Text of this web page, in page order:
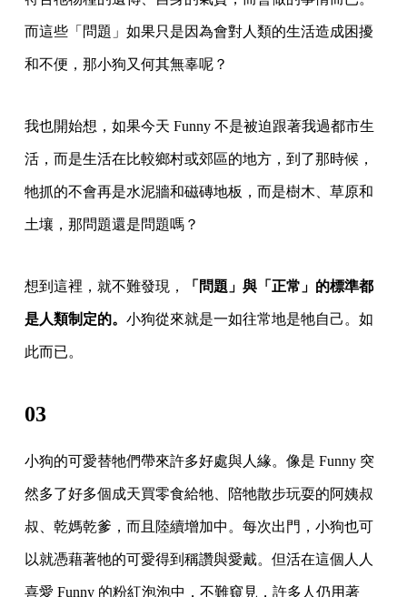
而這些「問題」如果只是因為會對人類的生活造成困擾
和不便，那小狗又何其無辜呢？
我也開始想，如果今天 Funny 不是被迫跟著我過都市生
活，而是生活在比較鄉村或郊區的地方，到了那時候，
牠抓的不會再是水泥牆和磁磚地板，而是樹木、草原和
土壤，那問題還是問題嗎？
想到這裡，就不難發現， 「問題」與「正常」的標準都
是人類制定的。 小狗從來就是一如往常地是牠自己。如
此而已。
03
小狗的可愛替牠們帶來許多好處與人緣。像是 Funny 突
然多了好多個成天買零食給牠、陪牠散步玩耍的阿姨叔
叔、乾媽乾爹，而且陸續增加中。每次出門，小狗也可
以就憑藉著牠的可愛得到稱讚與愛戴。但活在這個人人
喜愛 Funny 的粉紅泡泡中，不難窺見，許多人仍用著